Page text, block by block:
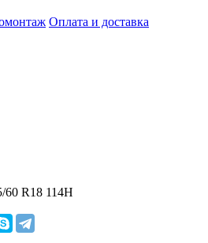
Оплата и доставка
60 R18 114H